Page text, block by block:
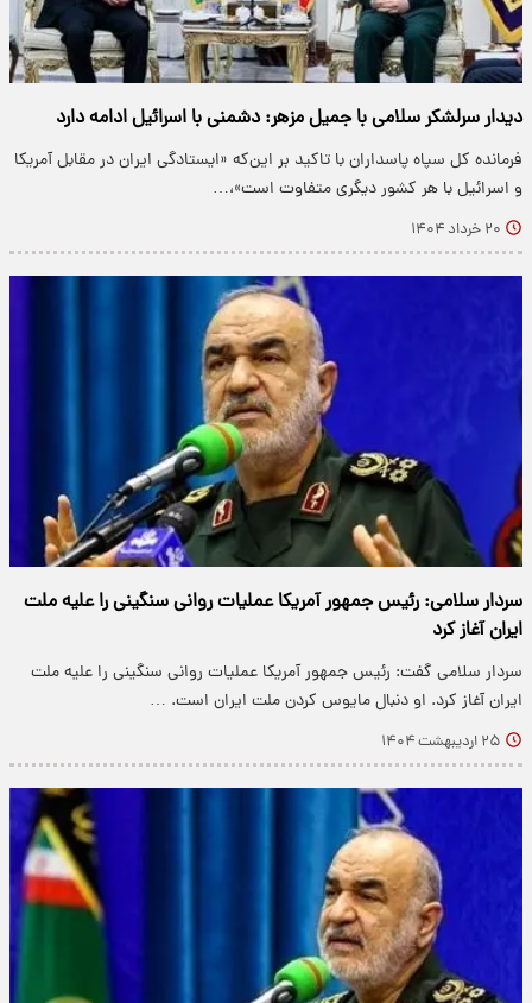
دیدار سرلشکر سلامی با جمیل مزهر: دشمنی با اسرائیل ادامه دارد
فرمانده کل سپاه پاسداران با تاکید بر این‌که «ایستادگی ایران در مقابل آمریکا
و اسرائیل با هر کشور دیگری متفاوت است»،…
۲۰ خرداد ۱۴۰۴
سردار سلامی: رئیس جمهور آمریکا عملیات روانی سنگینی را علیه ملت
ایران آغاز کرد
سردار سلامی گفت: رئیس جمهور آمریکا عملیات روانی سنگینی را علیه ملت
ایران آغاز کرد. او دنبال مایوس کردن ملت ایران است. …
۲۵ اردیبهشت ۱۴۰۴